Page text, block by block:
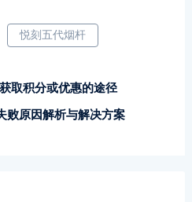
悦刻五代烟杆
取积分或优惠的途径
败原因解析与解决方案